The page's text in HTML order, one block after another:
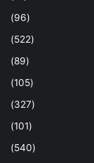
(96)
(522)
(89)
(105)
(327)
(101)
(540)